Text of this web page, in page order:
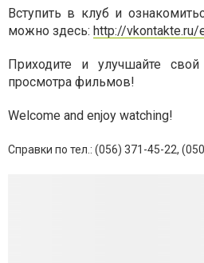
Вступить в клуб и
можно здесь: http://vkontakte.ru/
Приходите и улучшайте
просмотра фильмов!
Welcome and enjoy watching!
Справки по тел.: (056) 371-45-22,